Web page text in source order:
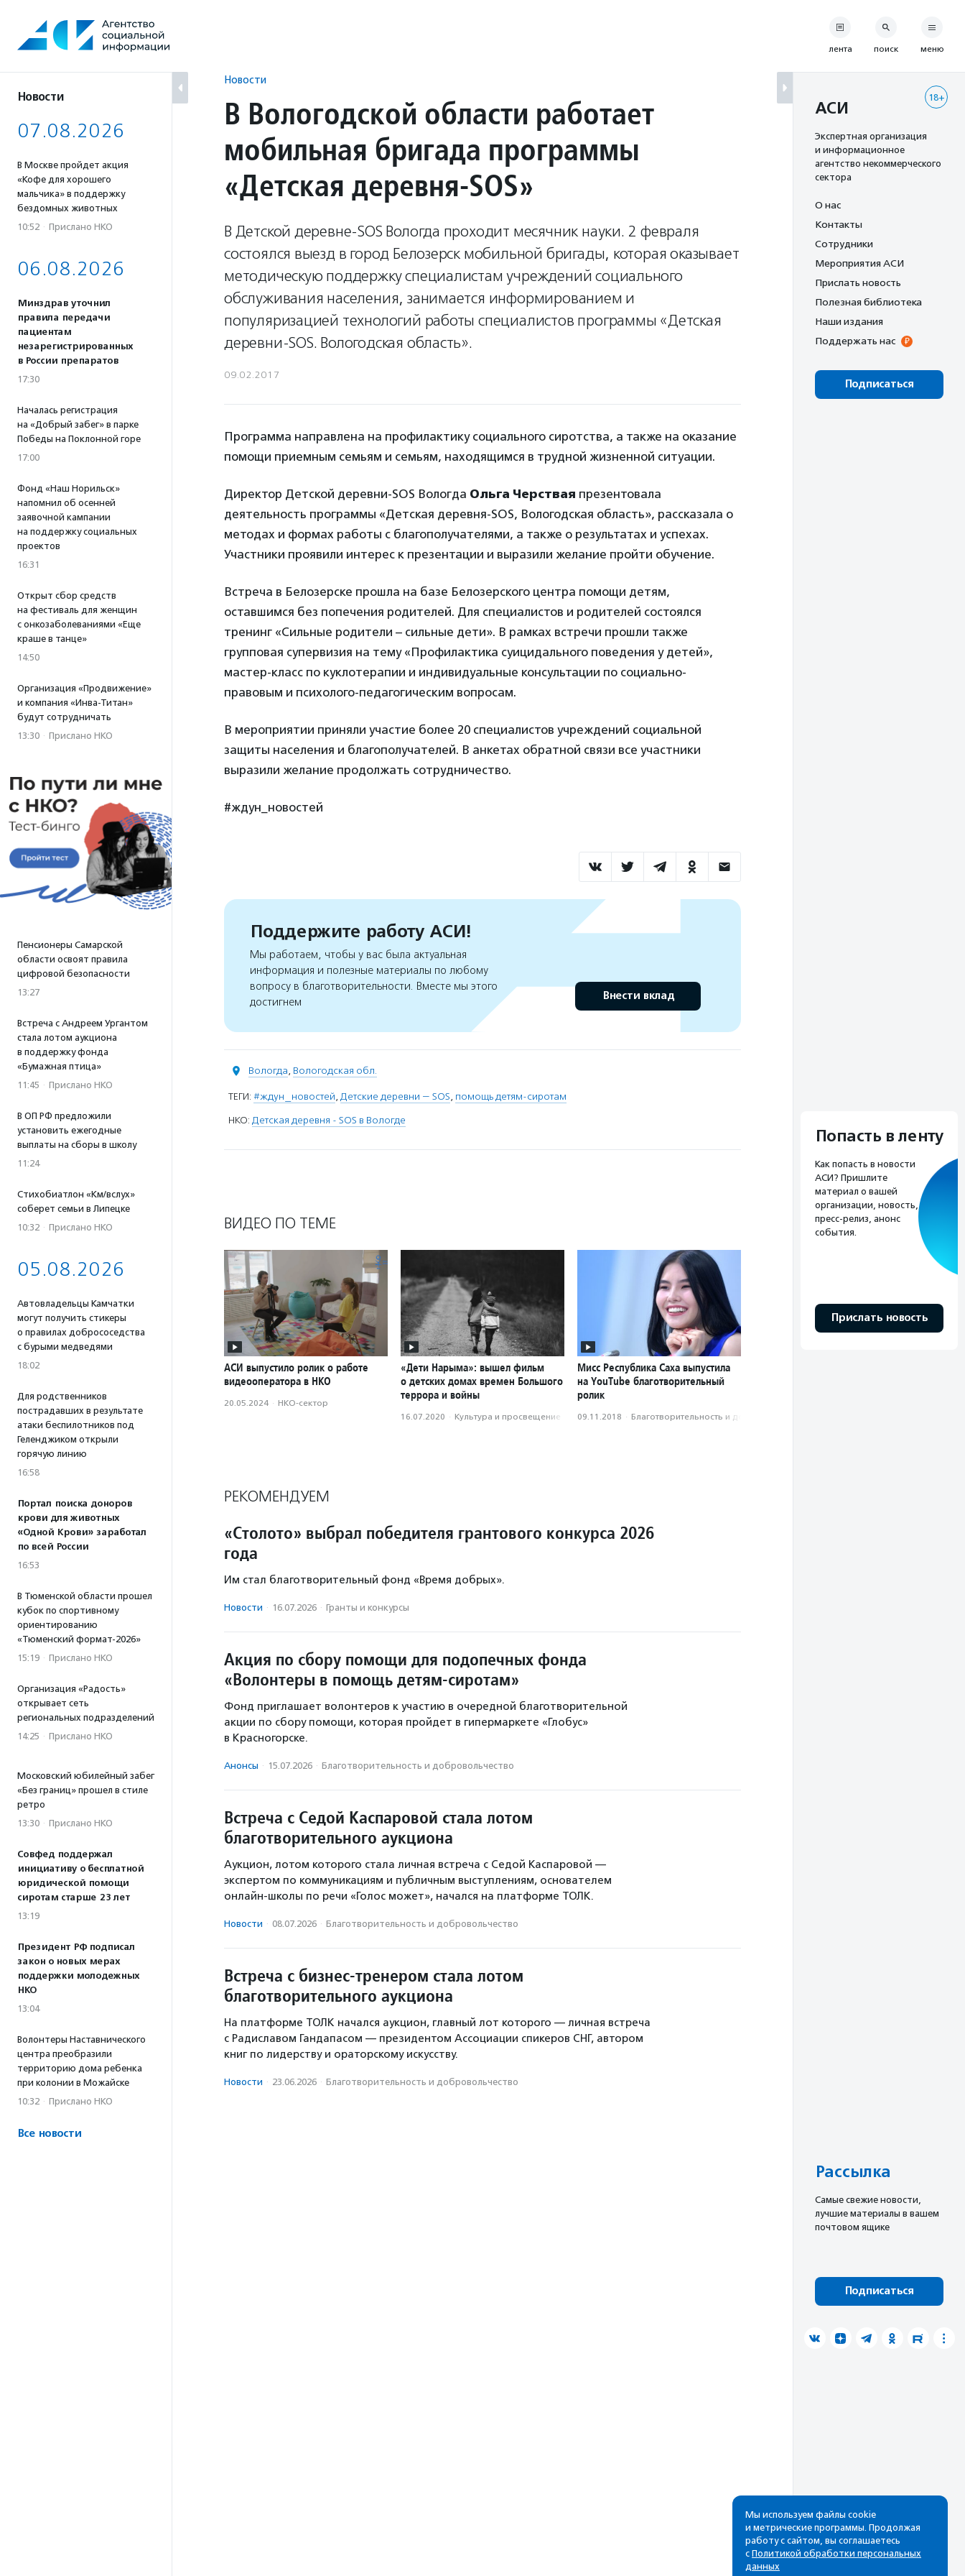
содержанию
Новости
07.08.2026
В Москве пройдет акция
«Кофе для хорошего
мальчика» в поддержку
бездомных животных
10:52 · Прислано НКО
06.08.2026
Минздрав уточнил
правила передачи
пациентам
незарегистрированных
в России препаратов
17:30
Началась регистрация
на «Добрый забег» в парке
Победы на Поклонной горе
17:00
Фонд «Наш Норильск»
напомнил об осенней
заявочной кампании
на поддержку социальных
проектов
16:31
Открыт сбор средств
на фестиваль для женщин
с онкозаболеваниями «Еще
краше в танце»
14:50
Организация «Продвижение»
и компания «Инва-Титан»
будут сотрудничать
13:30 · Прислано НКО
Пенсионеры Самарской
области освоят правила
цифровой безопасности
13:27
Встреча с Андреем Ургантом
стала лотом аукциона
в поддержку фонда
«Бумажная птица»
11:45 · Прислано НКО
В ОП РФ предложили
установить ежегодные
выплаты на сборы в школу
11:24
Стихобиатлон «Км/вслух»
соберет семьи в Липецке
10:32 · Прислано НКО
05.08.2026
Автовладельцы Камчатки
могут получить стикеры
о правилах добрососедства
с бурыми медведями
18:02
Для родственников
пострадавших в результате
атаки беспилотников под
Геленджиком открыли
горячую линию
16:58
Портал поиска доноров
крови для животных
«Одной Крови» заработал
по всей России
16:53
В Тюменской области прошел
кубок по спортивному
ориентированию
«Тюменский формат-2026»
15:19 · Прислано НКО
Организация «Радость»
открывает сеть
региональных подразделений
14:25 · Прислано НКО
Московский юбилейный забег
«Без границ» прошел в стиле
ретро
13:30 · Прислано НКО
Совфед поддержал
инициативу о бесплатной
юридической помощи
сиротам старше 23 лет
13:19
Президент РФ подписал
закон о новых мерах
поддержки молодежных
НКО
13:04
Волонтеры Наставнического
центра преобразили
территорию дома ребенка
при колонии в Можайске
10:32 · Прислано НКО
Все новости
Новости
В Вологодской области работает
мобильная бригада программы
«Детская деревня-SOS»
В Детской деревне-SOS Вологда проходит месячник науки. 2 февраля
состоялся выезд в город Белозерск мобильной бригады, которая оказывает
методическую поддержку специалистам учреждений социального
обслуживания населения, занимается информированием и
популяризацией технологий работы специалистов программы «Детская
деревни-SOS. Вологодская область».
09.02.2017
Программа направлена на профилактику социального сиротства, а также на оказание
помощи приемным семьям и семьям, находящимся в трудной жизненной ситуации.
Директор Детской деревни-SOS Вологда Ольга Черствая презентовала
деятельность программы «Детская деревня-SOS, Вологодская область», рассказала о
методах и формах работы с благополучателями, а также о результатах и успехах.
Участники проявили интерес к презентации и выразили желание пройти обучение.
Встреча в Белозерске прошла на базе Белозерского центра помощи детям,
оставшимся без попечения родителей. Для специалистов и родителей состоялся
тренинг «Сильные родители – сильные дети». В рамках встречи прошли также
групповая супервизия на тему «Профилактика суицидального поведения у детей»,
мастер-класс по куклотерапии и индивидуальные консультации по социально-
правовым и психолого-педагогическим вопросам.
В мероприятии приняли участие более 20 специалистов учреждений социальной
защиты населения и благополучателей. В анкетах обратной связи все участники
выразили желание продолжать сотрудничество.
#ждун_новостей
Поддержите работу АСИ!
Мы работаем, чтобы у вас была актуальная
информация и полезные материалы по любому
вопросу в благотворительности. Вместе мы этого
достигнем
Внести вклад
Вологда, Вологодская обл.
ТЕГИ: #ждун_новостей, Детские деревни — SOS, помощь детям-сиротам
НКО: Детская деревня - SOS в Вологде
ВИДЕО ПО ТЕМЕ
АСИ выпустило ролик о работе
видеооператора в НКО
20.05.2024 · НКО-сектор
«Дети Нарыма»: вышел фильм
о детских домах времен Большого
террора и войны
16.07.2020 · Культура и просвещение
Мисс Республика Саха выпустила
на YouTube благотворительный
ролик
09.11.2018 · Благотвори­тель­ность и доброволь­чест­во
РЕКОМЕНДУЕМ
«Столото» выбрал победителя грантового конкурса 2026
года
Им стал благотворительный фонд «Время добрых».
Новости · 16.07.2026 · Гранты и конкурсы
Акция по сбору помощи для подопечных фонда
«Волонтеры в помощь детям-сиротам»
Фонд приглашает волонтеров к участию в очередной благотворительной
акции по сбору помощи, которая пройдет в гипермаркете «Глобус»
в Красногорске.
Анонсы · 15.07.2026 · Благотвори­тель­ность и доброволь­чест­во
Встреча с Седой Каспаровой стала лотом
благотворительного аукциона
Аукцион, лотом которого стала личная встреча с Седой Каспаровой —
экспертом по коммуникациям и публичным выступлениям, основателем
онлайн-школы по речи «Голос может», начался на платформе ТОЛК.
Новости · 08.07.2026 · Благотвори­тель­ность и доброволь­чест­во
Встреча с бизнес-тренером стала лотом
благотворительного аукциона
На платформе ТОЛК начался аукцион, главный лот которого — личная встреча
с Радиславом Гандапасом — президентом Ассоциации спикеров СНГ, автором
книг по лидерству и ораторскому искусству.
Новости · 23.06.2026 · Благотвори­тель­ность и доброволь­чест­во
лента поиск меню
18+
АСИ
Экспертная организация
и информационное
агентство некоммерческого
сектора
О нас
Контакты
Сотрудники
Мероприятия АСИ
Прислать новость
Полезная библиотека
Наши издания
Поддержать нас
Подписаться
Попасть в ленту
Как попасть в новости
АСИ? Пришлите
материал о вашей
организации, новость,
пресс-релиз, анонс
события.
Прислать новость
Рассылка
Cамые свежие новости,
лучшие материалы в вашем
почтовом ящике
Подписаться
Мы используем файлы cookie
и метрические программы. Продолжая
работу с сайтом, вы соглашаетесь
с Политикой обработки персональных
данных